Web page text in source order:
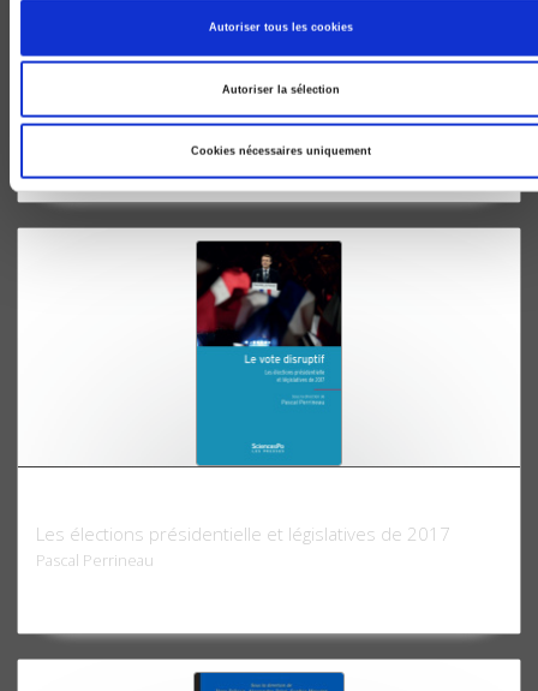
Autoriser tous les cookies
Autoriser la sélection
Cookies nécessaires uniquement
La Ve République démystifiée
Olivier Duhamel, Martial Foucault
Les élections présidentielle et législatives de 2017
Pascal Perrineau